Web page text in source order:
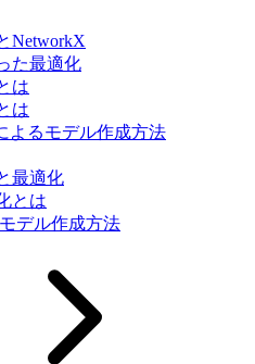
NetworkX
た最適化
は
は
よるモデル作成方法
最適化
とは
デル作成方法